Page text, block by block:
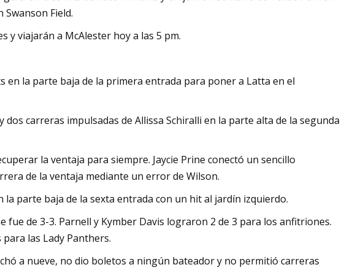
y mejoran la solidez
Field.
y viajarán a McAlester hoy a las 5 pm.
la parte baja de la primera entrada para poner a Latta en el
carreras impulsadas de Allissa Schiralli en la parte alta de la segunda
la ventaja para siempre. Jaycie Prine conectó un sencillo
de la ventaja mediante un error de Wilson.
parte baja de la sexta entrada con un hit al jardín izquierdo.
fue de 3-3. Parnell y Kymber Davis lograron 2 de 3 para los anfitriones.
las Lady Panthers.
a nueve, no dio boletos a ningún bateador y no permitió carreras